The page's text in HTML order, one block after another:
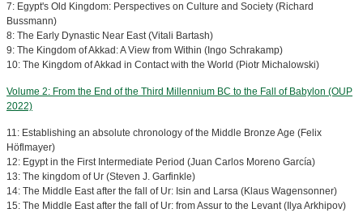
7: Egypt's Old Kingdom: Perspectives on Culture and Society (Richard
Bussmann)
8: The Early Dynastic Near East (Vitali Bartash)
9: The Kingdom of Akkad: A View from Within (Ingo Schrakamp)
10: The Kingdom of Akkad in Contact with the World (Piotr Michalowski)
Volume 2: From the End of the Third Millennium BC to the Fall of Babylon (OUP
2022)
11: Establishing an absolute chronology of the Middle Bronze Age (Felix
Höflmayer)
12: Egypt in the First Intermediate Period (Juan Carlos Moreno García)
13: The kingdom of Ur (Steven J. Garfinkle)
14: The Middle East after the fall of Ur: Isin and Larsa (Klaus Wagensonner)
15: The Middle East after the fall of Ur: from Assur to the Levant (Ilya Arkhipov)